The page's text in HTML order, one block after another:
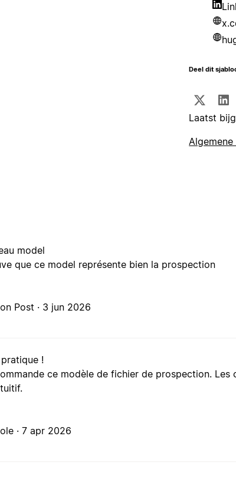
Deel dit
Laatst
model
que ce model représente bien la prospection
Post · 3 jun 2026
!
ce modèle de fichier de prospection.
·7 apr 2026